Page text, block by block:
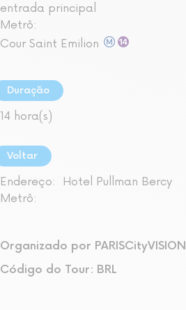
entrada principal
Metrô:
Cour Saint Emilion
Duração
14 hora(s)
Voltar
Endereço:
Hotel Pullman Bercy
Metrô:
Organizado por PARISCityVISION
Código do Tour: BRL